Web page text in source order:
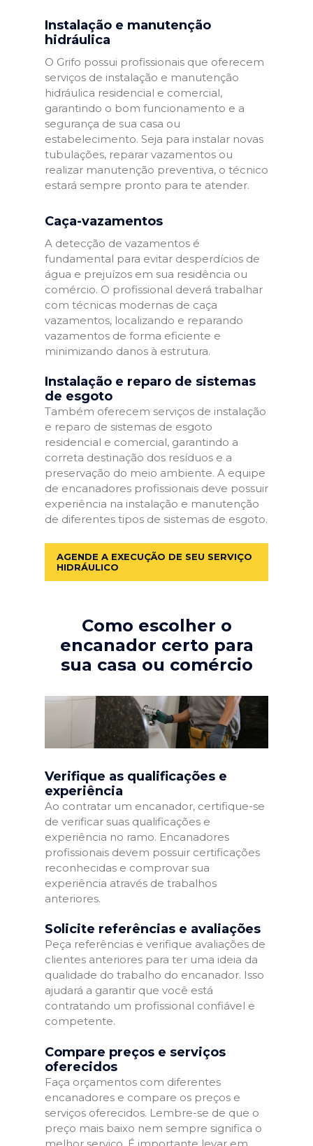
Instalação e manutenção
hidráulica
O Grifo possui profissionais que oferecem
serviços de instalação e manutenção
hidráulica residencial e comercial,
garantindo o bom funcionamento e a
segurança de sua casa ou
estabelecimento. Seja para instalar novas
tubulações, reparar vazamentos ou
realizar manutenção preventiva, o técnico
estará sempre pronto para te atender.
Caça-vazamentos
A detecção de vazamentos é
fundamental para evitar desperdícios de
água e prejuízos em sua residência ou
comércio. O profissional deverá trabalhar
com técnicas modernas de caça
vazamentos, localizando e reparando
vazamentos de forma eficiente e
minimizando danos à estrutura.
Instalação e reparo de sistemas
de esgoto
Também oferecem serviços de instalação
e reparo de sistemas de esgoto
residencial e comercial, garantindo a
correta destinação dos resíduos e a
preservação do meio ambiente. A equipe
de encanadores profissionais deve possuir
experiência na instalação e manutenção
de diferentes tipos de sistemas de esgoto.
AGENDE A EXECUÇÃO DE SEU SERVIÇO
HIDRÁULICO
Como escolher o
encanador certo para
sua casa ou comércio
Verifique as qualificações e
experiência
Ao contratar um encanador, certifique-se
de verificar suas qualificações e
experiência no ramo. Encanadores
profissionais devem possuir certificações
reconhecidas e comprovar sua
experiência através de trabalhos
anteriores.
Solicite referências e avaliações
Peça referências e verifique avaliações de
clientes anteriores para ter uma ideia da
qualidade do trabalho do encanador. Isso
ajudará a garantir que você está
contratando um profissional confiável e
competente.
Compare preços e serviços
oferecidos
Faça orçamentos com diferentes
encanadores e compare os preços e
serviços oferecidos. Lembre-se de que o
preço mais baixo nem sempre significa o
melhor serviço. É importante levar em